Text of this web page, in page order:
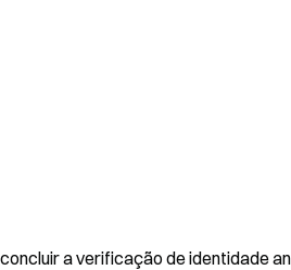
a verificação de identidade